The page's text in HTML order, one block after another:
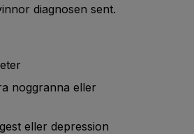
diagnosen sent.
noggranna eller
eller depression